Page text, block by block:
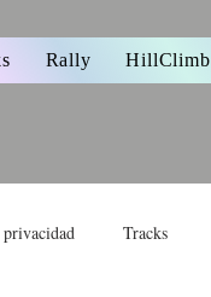
Rally HillClimb
Tracks